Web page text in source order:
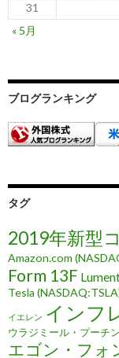
31
« 5月
ブログランキング
タグ
2019年新型
Amazon.com
Form 13F
Tesla
イエレン インフ
ウラジミール・プーチン
エゴン・フォ